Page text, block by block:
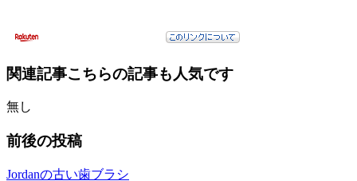
関連記事こちらの記事も人気です
無し
前後の投稿
Jordanの古い歯ブラシ